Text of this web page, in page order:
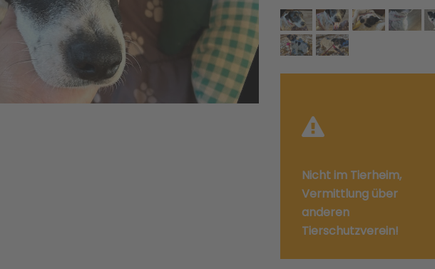
Nicht im Tierheim,
Vermittlung über
anderen
Tierschutzverein!